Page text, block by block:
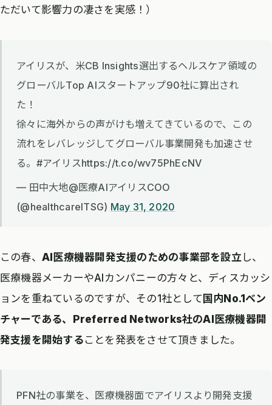
ただいて影響力の凄さを実感！）
アイリスが、米CB Insights選出するヘルスケア領域の
グローバルTop AIスタートアップ90社に算出され
た！
徐々に海外からの声がけも増えてきているので、この
流れをレバレッジしてグローバル事業開発も加速させ
る。#アイリスhttps://t.co/wv75PhEcNV
— 田中大地@医療AIアイリスCOO
(@healthcareITSG) May 31, 2020
この春、 AI医療機器開発支援のための事業部を設立 し、
医療機器メーカーやAIカンパニーの方々と、ディスカッシ
ョンを重ねているのですが、その1社として 国内No.1ベン
チャーである、Preferred Networks社のAI医療機器開
発支援を開始する ことを発表をさせて頂きました。
PFN社の事業を、医療機器面でアイリスより開発支援